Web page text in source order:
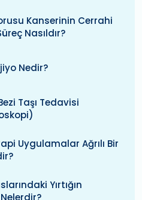
Kanserinin Cerrahi
Nasıldır?
Nedir?
Taşı Tedavisi
Uygulamalar Ağrılı Bir
Yırtığın